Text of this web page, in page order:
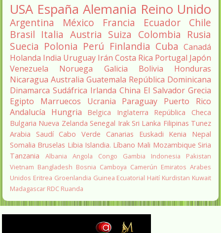
USA España Alemania Reino Unido
Argentina México Francia Ecuador
Chile
Brasil Italia Austria Suiza Colombia Rusia
Suecia Polonia Perú Finlandia Cuba Canadá
Holanda India Uruguay Irán Costa Rica Portugal Japón
Venezuela
Noruega Galicia Bolivia
Honduras
Nicaragua Australia Guatemala República Dominicana
Dinamarca Sudáfrica Irlanda China El Salvador Grecia
Egipto
Marruecos Ucrania Paraguay
Puerto Rico
Andalucía
Hungria Belgica Inglaterra
República Checa
Bulgaria Nueva Zelanda Senegal Irak Sri Lanka Filipinas Tunez
Arabia Saudí Cabo Verde Canarias Euskadi Kenia
Nepal
Somalia Bruselas Libia Islandia. Líbano Mali Mozambique Siria
Tanzania
Albania Angola Congo Gambia Indonesia
Pakistan
Vietnam Bangladesh Bosnia Camboya Camerún Emiratos Arabes
Unidos Eritrea Groenlandia Guinea Ecuatorial Haití Kurdistan Kuwait
Madagascar RDC Ruanda